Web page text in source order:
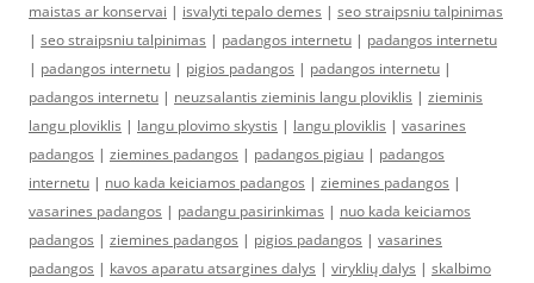
maistas ar konservai | isvalyti tepalo demes | seo straipsniu talpinimas
| seo straipsniu talpinimas | padangos internetu | padangos internetu
| padangos internetu | pigios padangos | padangos internetu |
padangos internetu | neuzsalantis zieminis langu ploviklis | zieminis
langu ploviklis | langu plovimo skystis | langu ploviklis | vasarines
padangos | ziemines padangos | padangos pigiau | padangos
internetu | nuo kada keiciamos padangos | ziemines padangos |
vasarines padangos | padangu pasirinkimas | nuo kada keiciamos
padangos | ziemines padangos | pigios padangos | vasarines
padangos | kavos aparatu atsargines dalys | viryklių dalys | skalbimo